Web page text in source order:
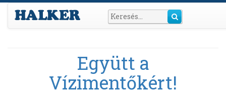
Együtt a
Vízimentőkért!